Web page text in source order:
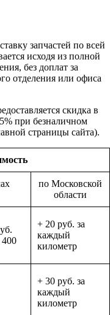
запчастей по всей
исходя из полной
без доплат за
отделения или офиса
скидка в
при безналичном
страницы сайта).
по Московской
области
400
+ 20 руб. за
каждый
километр
+ 30 руб. за
каждый
километр